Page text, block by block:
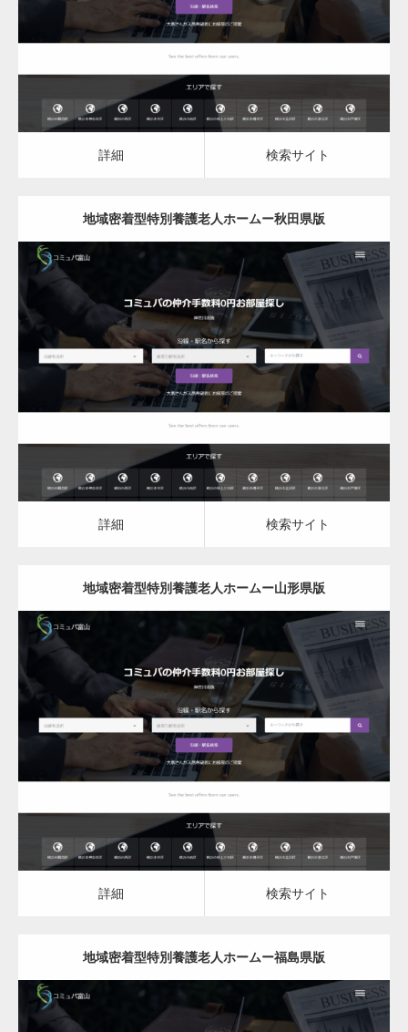
詳細 検索サイト
詳細 検索サイト
地域密着型特別養護老人ホームー秋田県版
更新日： 2023.03.09
地域密着型特別養護老人ホーム
詳細 検索サイト
詳細 検索サイト
地域密着型特別養護老人ホームー山形県版
更新日： 2023.03.09
地域密着型特別養護老人ホーム
詳細 検索サイト
詳細 検索サイト
地域密着型特別養護老人ホームー福島県版